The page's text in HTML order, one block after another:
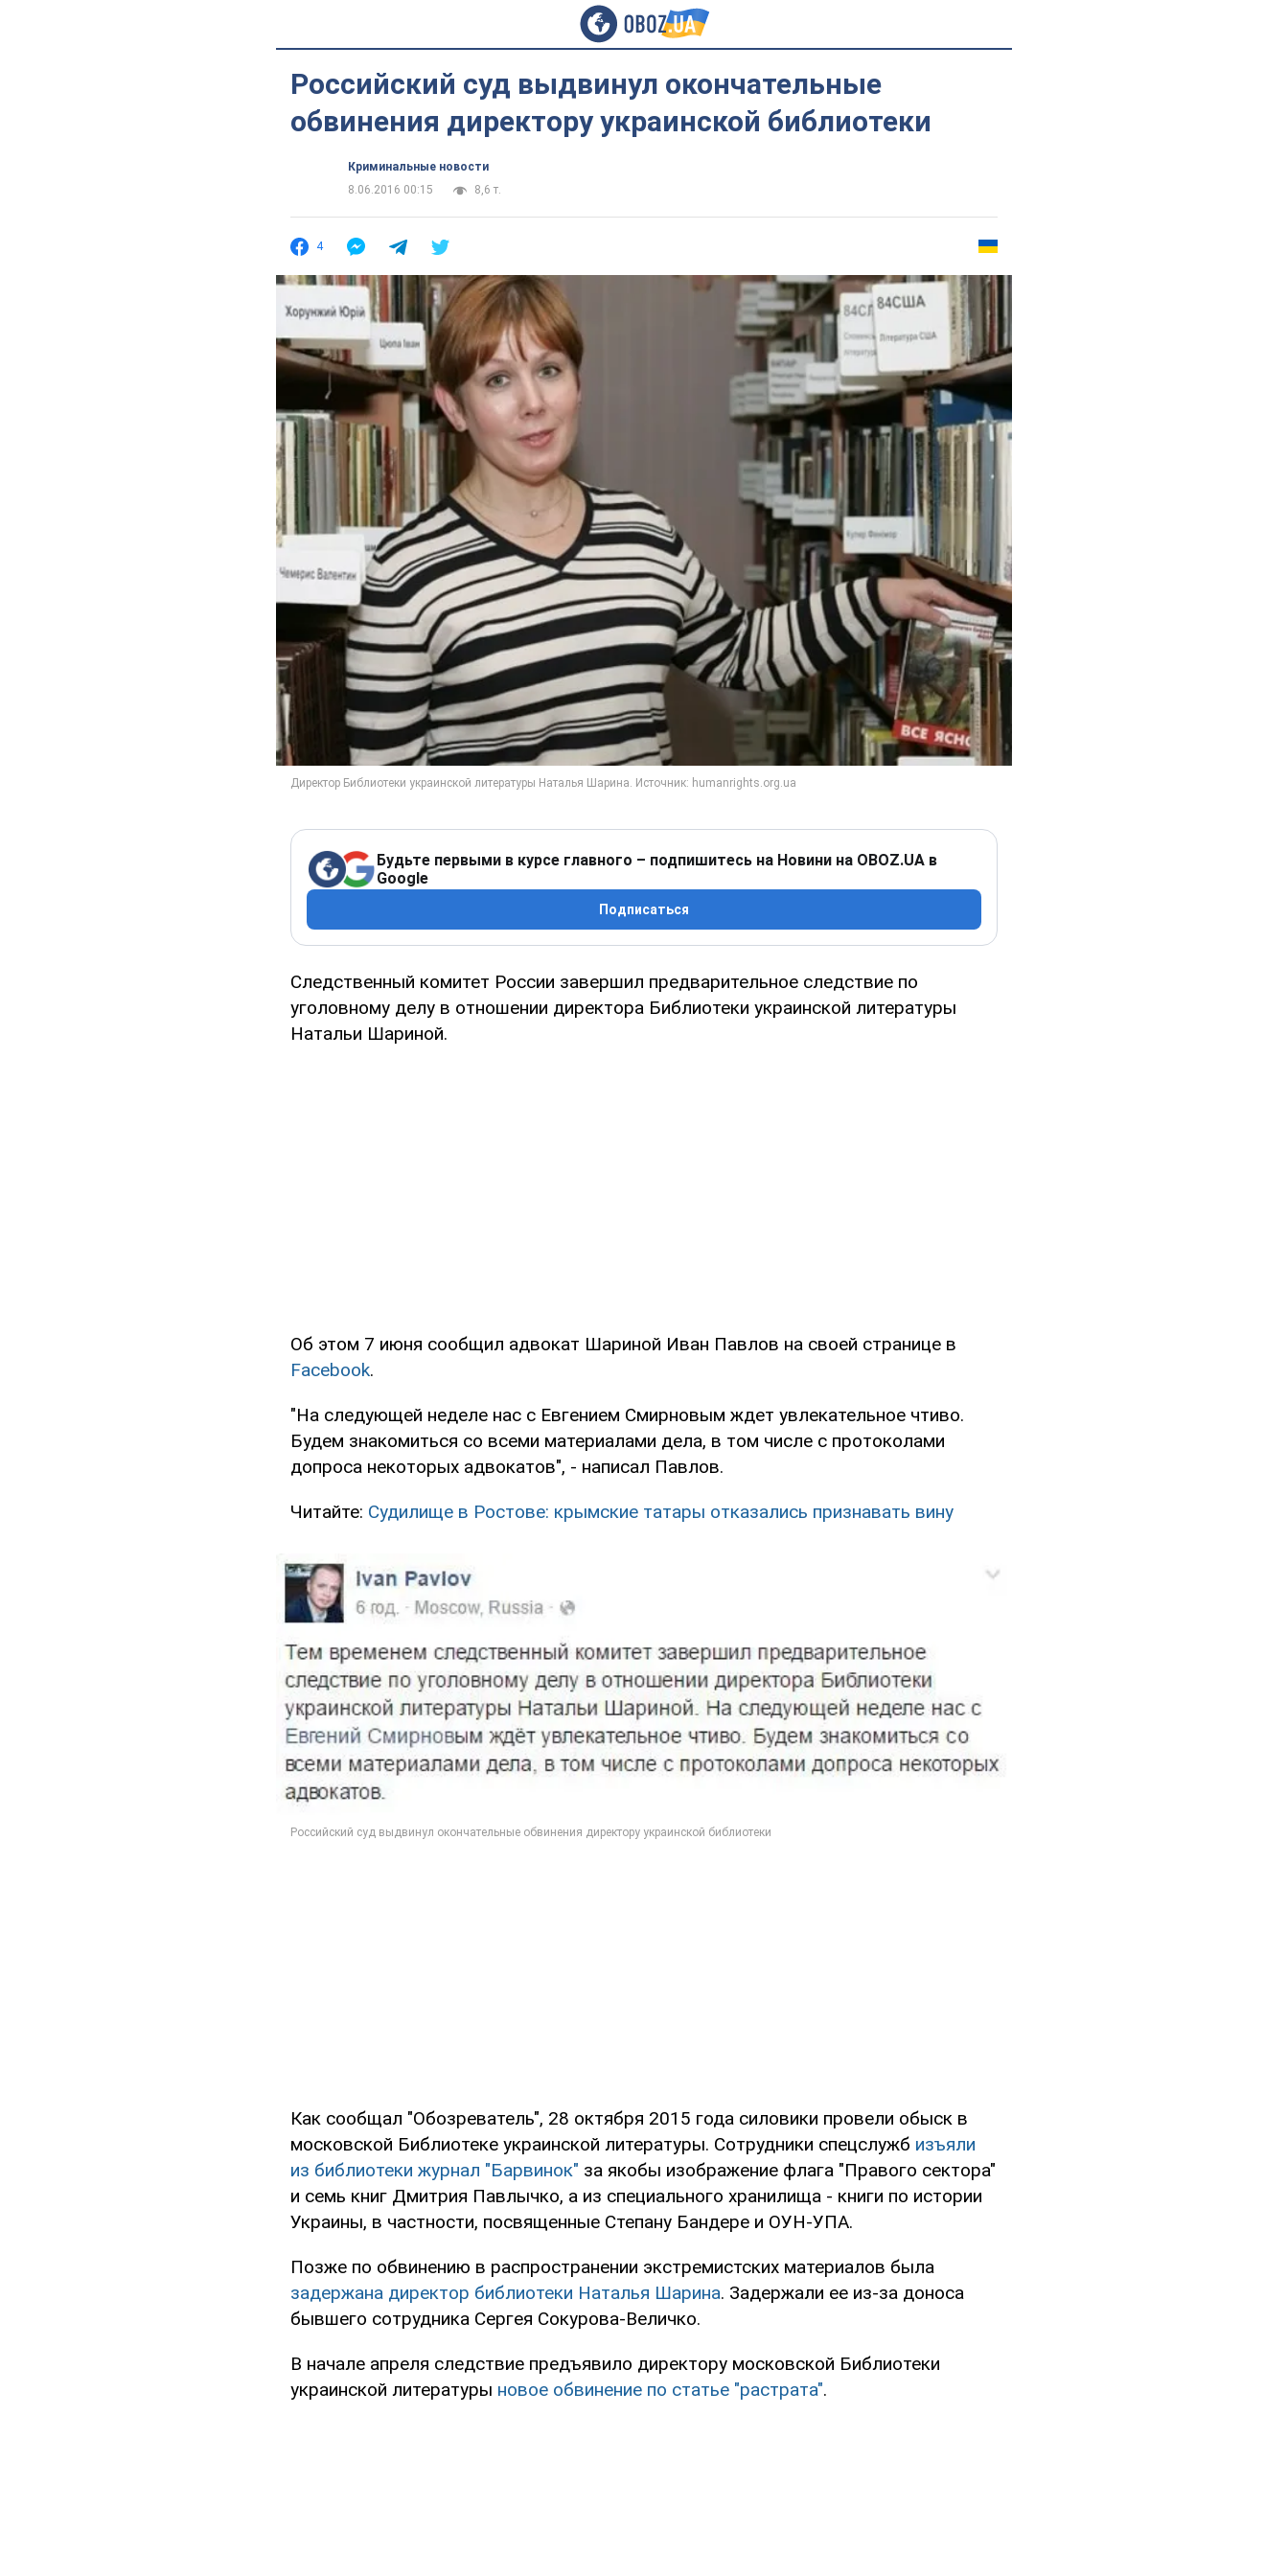
Российский суд выдвинул окончательные
обвинения директору украинской библиотеки
Криминальные новости
8.06.2016 00:15
8,6 т.
4
Будьте первыми в курсе главного – подпишитесь на Новини на OBOZ.UA в
Google
Подписаться
Следственный комитет России завершил предварительное следствие по
уголовному делу в отношении директора Библиотеки украинской литературы
Натальи Шариной.
Об этом 7 июня сообщил адвокат Шариной Иван Павлов на своей странице в
Facebook.
"На следующей неделе нас с Евгением Смирновым ждет увлекательное чтиво.
Будем знакомиться со всеми материалами дела, в том числе с протоколами
допроса некоторых адвокатов", - написал Павлов.
Читайте: Судилище в Ростове: крымские татары отказались признавать вину
Как сообщал "Обозреватель", 28 октября 2015 года силовики провели обыск в
московской Библиотеке украинской литературы. Сотрудники спецслужб изъяли
из библиотеки журнал "Барвинок" за якобы изображение флага "Правого сектора"
и семь книг Дмитрия Павлычко, а из специального хранилища - книги по истории
Украины, в частности, посвященные Степану Бандере и ОУН-УПА.
Позже по обвинению в распространении экстремистских материалов была
задержана директор библиотеки Наталья Шарина. Задержали ее из-за доноса
бывшего сотрудника Сергея Сокурова-Величко.
В начале апреля следствие предъявило директору московской Библиотеки
украинской литературы новое обвинение по статье "растрата".